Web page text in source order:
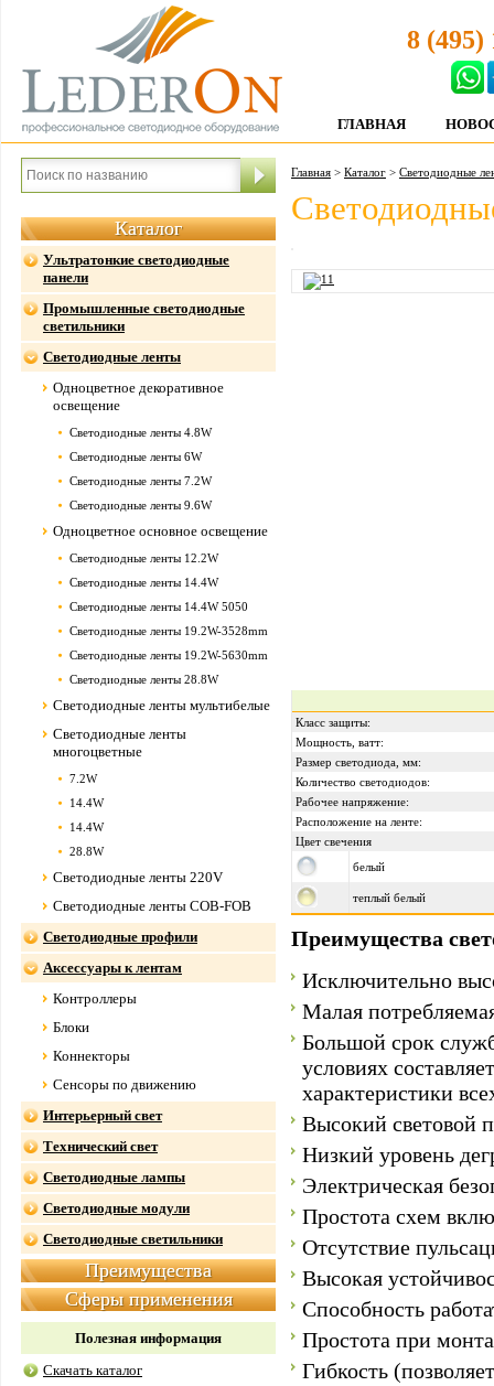
8 (495)
ГЛАВНАЯ
Каталог
Ультратонкие светодиодные
панели
Промышленные светодиодные
светильники
Светодиодные ленты
Одноцветное декоративное
освещение
Светодиодные ленты 4.8W
Светодиодные ленты 6W
Светодиодные ленты 7.2W
Светодиодные ленты 9.6W
Одноцветное основное освещение
Светодиодные ленты 12.2W
Светодиодные ленты 14.4W
Светодиодные ленты 14.4W 5050
Светодиодные ленты 19.2W-3528mm
Светодиодные ленты 19.2W-5630mm
Светодиодные ленты 28.8W
Светодиодные ленты мультибелые
Светодиодные ленты
многоцветные
7.2W
14.4W
14.4W
28.8W
Светодиодные ленты 220V
Светодиодные ленты COB-FOB
Светодиодные профили
Аксессуары к лентам
Контроллеры
Блоки
Коннекторы
Сенсоры по движению
Интерьерный свет
Технический свет
Светодиодные лампы
Светодиодные модули
Светодиодные светильники
Преимущества
Сферы применения
Полезная информация
Скачать каталог
Главная > Каталог > Светодиодные
Класс защиты:
Мощность, ватт:
Размер светодиода, мм:
Количество светодиодов:
Рабочее напряжение:
Расположение на ленте:
Цвет свечения
белый
теплый белый
Преимущества
Исключительно
Малая
Большой срок
условиях
характеристики
Высокий световой
Низкий уровень
Электрическая
Простота схем
Отсутствие
Высокая
Способность
Простота при
Гибкость